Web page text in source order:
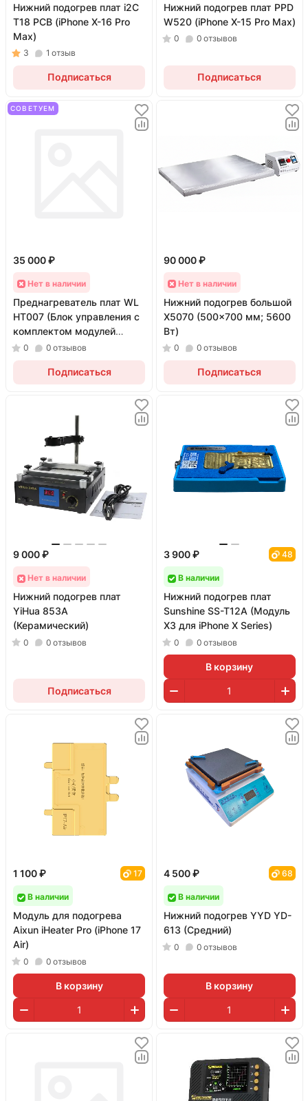
Нижний подогрев плат i2C
T18 PCB (iPhone X-16 Pro
Max)
3 1 отзыв
Подписаться
Нижний подогрев плат PPD
W520 (iPhone X-15 Pro Max)
0 0 отзывов
Подписаться
СОВЕТУЕМ
35 000 ₽
Нет в наличии
Преднагреватель плат WL
HT007 (Блок управления с
комплектом модулей
iPhone 12-17 PM)
0 0 отзывов
Подписаться
90 000 ₽
Нет в наличии
Нижний подогрев большой
X5070 (500x700 мм; 5600
Вт)
0 0 отзывов
Подписаться
9 000 ₽
Нет в наличии
Нижний подогрев плат
YiHua 853A
(Керамический)
0 0 отзывов
Подписаться
3 900 ₽ 48
В наличии
Нижний подогрев плат
Sunshine SS-T12A (Модуль
X3 для iPhone X Series)
0 0 отзывов
В корзину
1 100 ₽ 17
В наличии
Модуль для подогрева
Aixun iHeater Pro (iPhone 17
Air)
0 0 отзывов
В корзину
4 500 ₽ 68
В наличии
Нижний подогрев YYD YD-
613 (Средний)
0 0 отзывов
В корзину